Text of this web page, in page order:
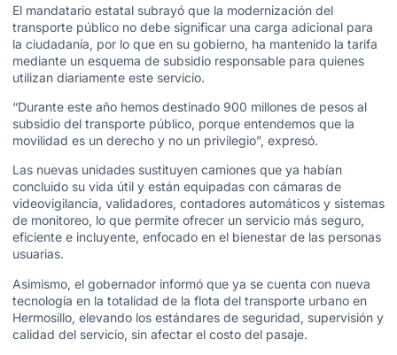
El mandatario estatal subrayó que la modernización del
transporte público no debe significar una carga adicional para
la ciudadanía, por lo que en su gobierno, ha mantenido la tarifa
mediante un esquema de subsidio responsable para quienes
utilizan diariamente este servicio.
“Durante este año hemos destinado 900 millones de pesos al
subsidio del transporte público, porque entendemos que la
movilidad es un derecho y no un privilegio”, expresó.
Las nuevas unidades sustituyen camiones que ya habían
concluido su vida útil y están equipadas con cámaras de
videovigilancia, validadores, contadores automáticos y sistemas
de monitoreo, lo que permite ofrecer un servicio más seguro,
eficiente e incluyente, enfocado en el bienestar de las personas
usuarias.
Asimismo, el gobernador informó que ya se cuenta con nueva
tecnología en la totalidad de la flota del transporte urbano en
Hermosillo, elevando los estándares de seguridad, supervisión y
calidad del servicio, sin afectar el costo del pasaje.